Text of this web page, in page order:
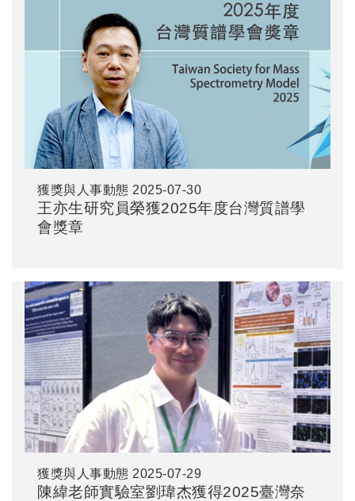
獲獎與人事動態 2025-07-30
王亦生研究員榮獲2025年度台灣質譜學
會獎章
獲獎與人事動態 2025-07-29
陳緯老師實驗室劉瑋杰獲得2025臺灣奈